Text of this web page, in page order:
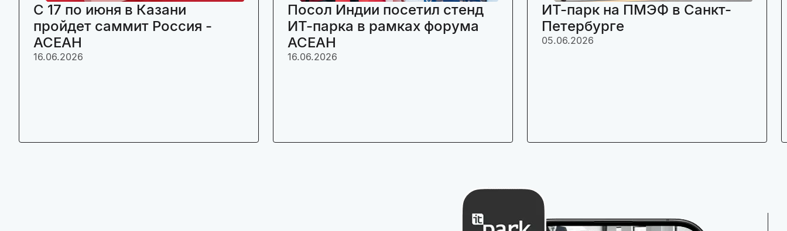
C 17 по июня в Казани
пройдет саммит Россия -
АСЕАН
16.06.2026
Посол Индии посетил стенд
ИТ-парка в рамках форума
АСЕАН
16.06.2026
ИТ-парк на ПМЭФ в Санкт-
Петербурге
05.06.2026